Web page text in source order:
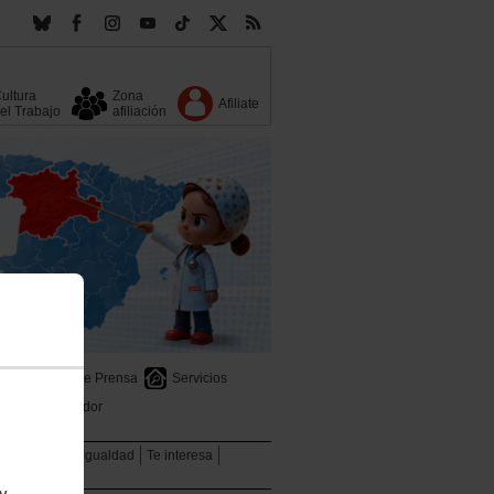
Trabajo
Zona
afiliación
Afiliate
Sala de Prensa
Servicios
Buscador
Igualdad
Te interesa